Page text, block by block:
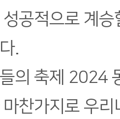
공적으로 계
.
의 축제 2024
찬가지로 우